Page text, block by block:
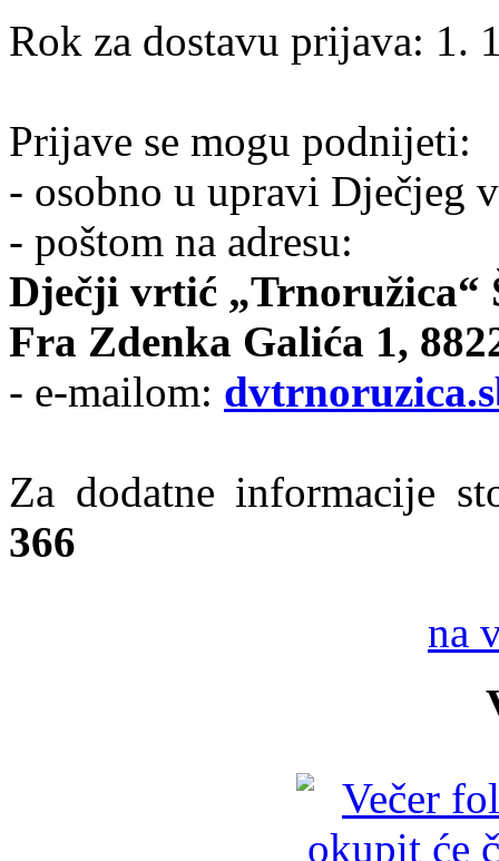
Rok za dostavu prijava: 1.
Prijave se mogu podnijeti:
- osobno u upravi Dječjeg
- poštom na adresu:
Dječji vrtić „Trnoružica“
Fra Zdenka Galića 1,
- e-mailom:
Za dodatne informacije
366
na